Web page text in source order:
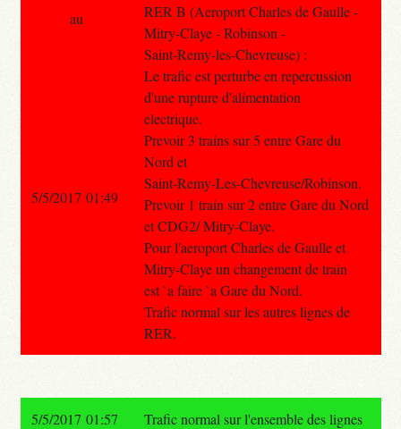
RER B (Aeroport Charles de Gaulle -
Mitry-Claye - Robinson -
Saint-Remy-les-Chevreuse) :
Le trafic est perturbe en repercussion
d'une rupture d'alimentation
electrique.
Prevoir 3 trains sur 5 entre Gare du
Nord et
Saint-Remy-Les-Chevreuse/Robinson.
Prevoir 1 train sur 2 entre Gare du Nord
et CDG2/ Mitry-Claye.
Pour l'aeroport Charles de Gaulle et
Mitry-Claye un changement de train
est `a faire `a Gare du Nord.
Trafic normal sur les autres lignes de
RER.
au
5/5/2017 01:49
5/5/2017 01:57
Trafic normal sur l'ensemble des lignes